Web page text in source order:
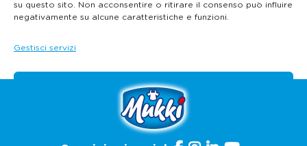
su questo sito. Non acconsentire o ritirare il consenso può influire
negativamente su alcune caratteristiche e funzioni.
Gestisci servizi
Accetta
Nega
← 1 2 3 4 5 6 …